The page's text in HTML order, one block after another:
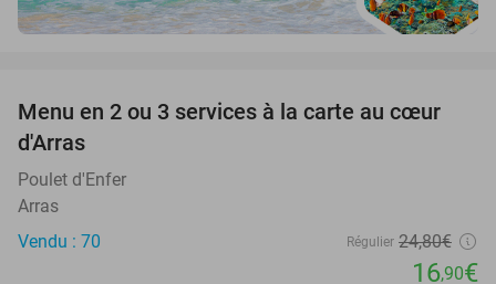
32%
Menu en 2 ou 3 services à la carte au cœur
d'Arras
Poulet d'Enfer
Arras
Vendu : 70
Régulier 24,80€
16,90€